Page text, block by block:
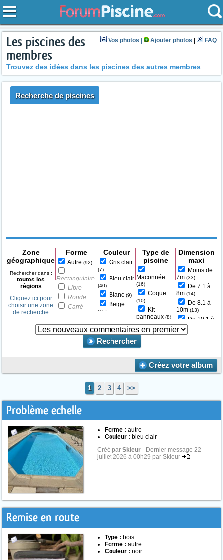
Vos photos Ajouter photos FAQ
Les piscines des
membres
Trouvez des idées dans les piscines des autres membres
Recherche de piscines
Zone
géographique
Rechercher dans :
toutes les
régions
Cliquez ici pour
choisir une zone
de recherche
Forme
Autre (92)
Rectangulaire
Libre
Ronde
Carré
Couloir de
nage
Couleur
Gris clair
(7)
Bleu clair
(40)
Blanc (9)
Beige
(15)
moyen /
foncé(2)
Bleu
Noir (1)
Type de
piscine
Maconnée
(16)
Coque
(10)
Kit
panneaux (8)
Piscine
hors-sol(8)
Béton
projeté (3)
Dimension
maxi
Moins de
7m (33)
De 7.1 à
8m (14)
De 8.1 à
10m (13)
De 10.1 à
15m
Rechercher
Créez votre album
1 2 3 4 >>
Problème echelle
Forme : autre
Couleur : bleu clair
Créé par Skieur - Dernier message 22
juillet 2026 à 00h29 par Skieur
Remise en route
Type : bois
Forme : autre
Couleur : noir